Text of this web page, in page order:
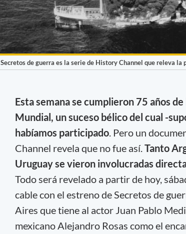
Secretos de guerra es la serie de History Channel que releva
Esta semana se cumplieron 75 años
Mundial, un suceso bélico del cual -
habíamos participado. Pero un
Channel revela que no fue así. Tanto
Uruguay se vieron involucradas
Todo será revelado a partir de hoy,
cable con el estreno de Secretos de
Aires que tiene al actor Juan Pablo
mexicano Alejandro Rosas como el